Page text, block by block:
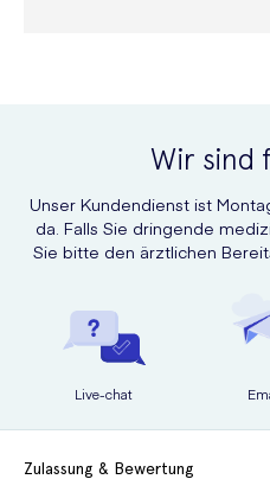
Wir sind
Unser Kundendienst ist
da. Falls Sie dringende
Sie bitte den ärztlichen
Live-chat
Zulassung & Bewertung